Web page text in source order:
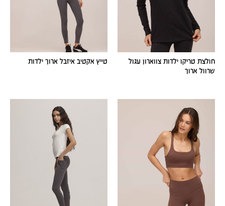
חולצת טריקו ילדות צווארון עגול
שרוול ארוך
טייץ אקטיב איזבל ארוך ילדות